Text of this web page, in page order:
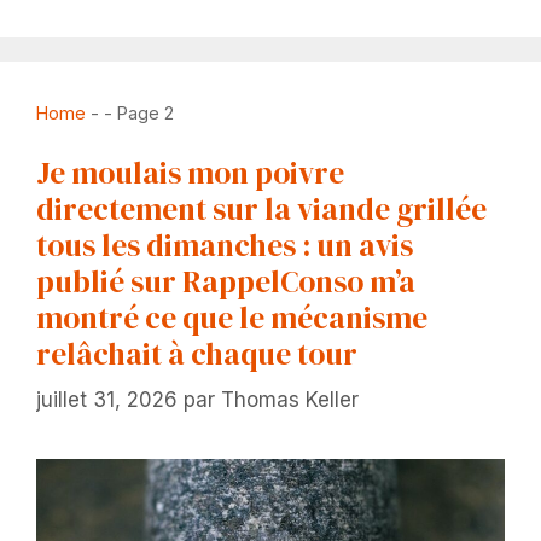
Home - - Page 2
Je moulais mon poivre
directement sur la viande grillée
tous les dimanches : un avis
publié sur RappelConso m’a
montré ce que le mécanisme
relâchait à chaque tour
juillet 31, 2026 par Thomas Keller